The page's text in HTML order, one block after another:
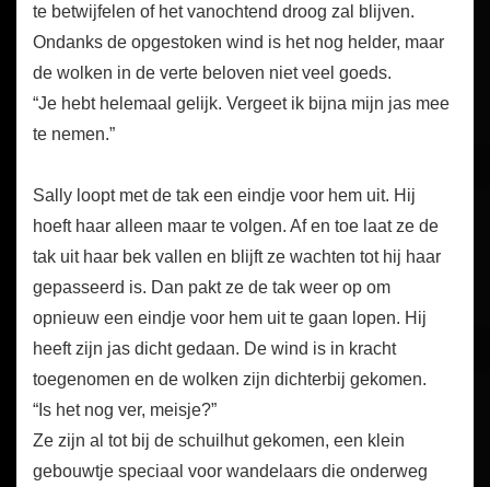
te betwijfelen of het vanochtend droog zal blijven.
Ondanks de opgestoken wind is het nog helder, maar
de wolken in de verte beloven niet veel goeds.
“Je hebt helemaal gelijk. Vergeet ik bijna mijn jas mee
te nemen.”
Sally loopt met de tak een eindje voor hem uit. Hij
hoeft haar alleen maar te volgen. Af en toe laat ze de
tak uit haar bek vallen en blijft ze wachten tot hij haar
gepasseerd is. Dan pakt ze de tak weer op om
opnieuw een eindje voor hem uit te gaan lopen. Hij
heeft zijn jas dicht gedaan. De wind is in kracht
toegenomen en de wolken zijn dichterbij gekomen.
“Is het nog ver, meisje?”
Ze zijn al tot bij de schuilhut gekomen, een klein
gebouwtje speciaal voor wandelaars die onderweg